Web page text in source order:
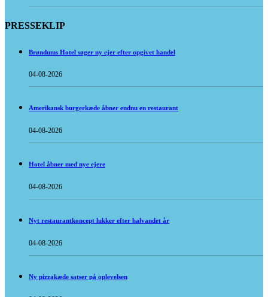
PRESSEKLIP
Brøndums Hotel søger ny ejer efter opgivet handel
04-08-2026
Amerikansk burgerkæde åbner endnu en restaurant
04-08-2026
Hotel åbner med nye ejere
04-08-2026
Nyt restaurantkoncept lukker efter halvandet år
04-08-2026
Ny pizzakæde satser på oplevelsen